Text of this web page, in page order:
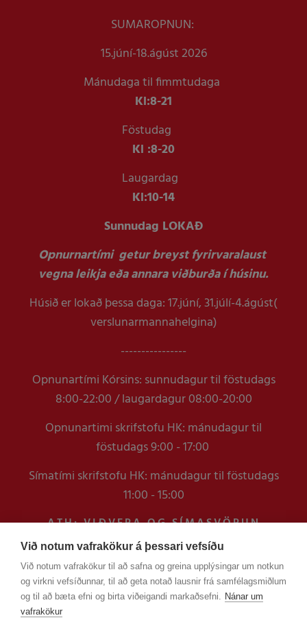
Við notum vafrakökur á þessari vefsíðu
Við notum vafrakökur til að safna og greina upplýsingar um notkun
og virkni vefsíðunnar, til að geta notað lausnir frá samfélagsmiðlum
og til að bæta efni og birta viðeigandi markaðsefni. Nánar um
vafrakökur
SUMAROPNUN:
15.júní-18.ágúst 2026
Mánudaga til fimmtudaga
Kl:8-21
Föstudag
Kl :8-20
Laugardag
Kl:10-14
Sunnudag LOKAÐ
Opnurnartími getur breyst fyrirvaralaust
vegna leikja eða annara viðburða í húsinu.
Húsið er lokað þessa daga: 17.júní, 31.júlí-4.ágúst(
verslunarmannahelgina)
----------------
Opnunartími Kórsins: sunnudagur til föstudags
8:00-22:00 / laugardagur 08:00-20:00
Opnunartimi skrifstofu HK: mánudagur til
föstudags 9:00 - 17:00
Símatími skrifstofu HK: mánudagur til föstudags
11:00 - 15:00
ATH: VIÐVERA OG SÍMASVÖRUN
VERÐUR TAKMÖRKUÐ Á
SKRIFSTOFUNNI FRAM YFIR
VERSLUNARMANNHELGI
EN ERINDUM SEM KOMA Í GEGNUM
TÖLVUPÓSTA VERÐUR SVARAÐ